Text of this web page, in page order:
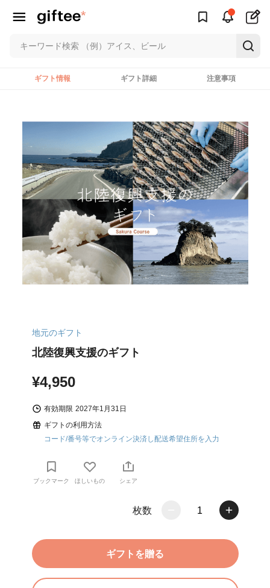
ギフト情報 ギフト詳細 注意事項
地元のギフト
北陸復興支援のギフト
¥4,950
有効期限 2027年1月31日
ギフトの利用方法
コード/番号等でオンライン決済し配送希望住所を入力
ブックマーク ほしいもの シェア
枚数 1
ギフトを贈る